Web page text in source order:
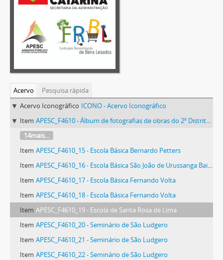
Acervo
Pesquisa rápida
Acervo Iconográfico ICONO - Acervo Iconográfico
Item APESC_F4610 - Álbum de fotografias de obras do 2º Distrito do Departamento Autônomo de Edificações - DAE
14mais...
Item APESC_F4610_15 - Escola Básica Bernardo Petters
Item APESC_F4610_16 - Escola Básica São João de Urussanga Baixa
Item APESC_F4610_17 - Escola Básica Fernando Volta
Item APESC_F4610_18 - Escola Básica Fernando Volta
Item APESC_F4610_19 - Escola de Santa Rosa de Lima
Item APESC_F4610_20 - Seminário de São Ludgero
Item APESC_F4610_21 - Seminário de São Ludgero
Item APESC_F4610_22 - Seminário de São Ludgero